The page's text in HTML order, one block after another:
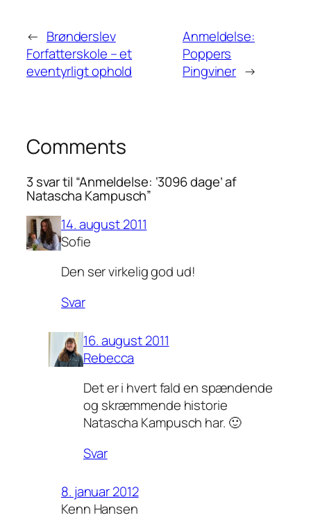
← Brønderslev
Forfatterskole – et
eventyrligt ophold
Anmeldelse:
Poppers
Pingviner →
Comments
3 svar til “Anmeldelse: ‘3096 dage’ af
Natascha Kampusch”
14. august 2011
Sofie
Den ser virkelig god ud!
Svar
16. august 2011
Rebecca
Det er i hvert fald en spændende
og skræmmende historie
Natascha Kampusch har. 🙂
Svar
8. januar 2012
Kenn Hansen